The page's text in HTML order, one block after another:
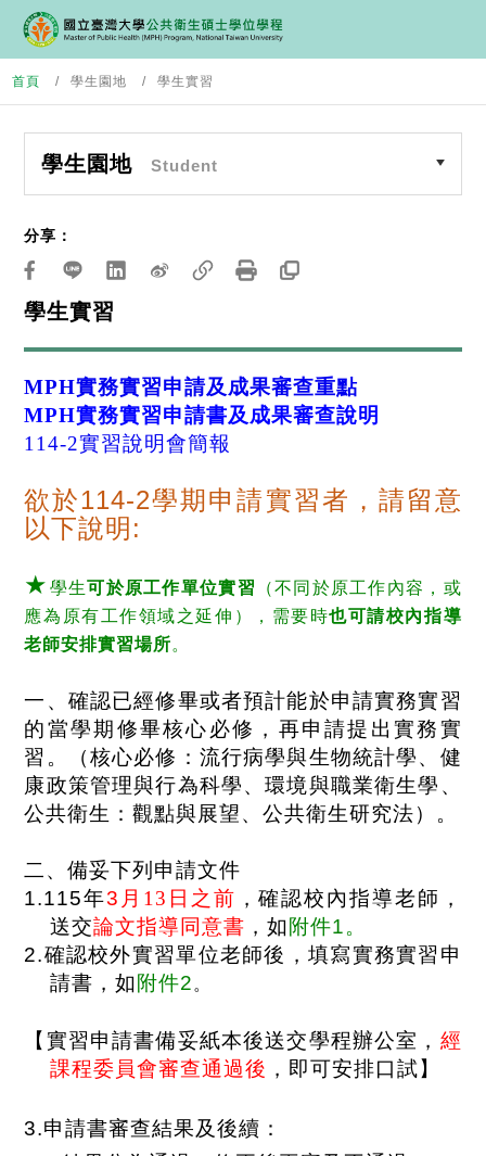
首頁 學生園地 學生實習
學生園地 Student
學生實習
分享：
MPH實務實習申請及成果審查重點
MPH實務實習申請書及成果審查說明
114-2實習說明會簡報
欲於114-2學期申請實習者，請留意
以下說明 :
★ 學生可於原工作單位實習
（不同於原工作內容，或
應為原有工作領域之延伸），需要時也可請校內指導
老師安排實習場所。
一、確認已經修畢或者預計能於申請實務實習
的當學期修畢核心必修，再申請提出實務實
習。（核心必修：流行病學與生物統計學、健
康政策管理與行為科學、環境與職業衛生學、
公共衛生：觀點與展望、公共衛生研究法）。
二、備妥下列申請文件
1.115年3 月 1 3 日之前 ，確認校內指導老師，
送交論文指導同意書 ，如 附件1。
2.確認校外實習單位老師後，填寫實務實習申
請書，如 附件2 。
【實習申請書備妥紙本後送交學程辦公室， 經
課程委員會審查通過後 ，即可安排口試】
3.申請書審查結果及後續：